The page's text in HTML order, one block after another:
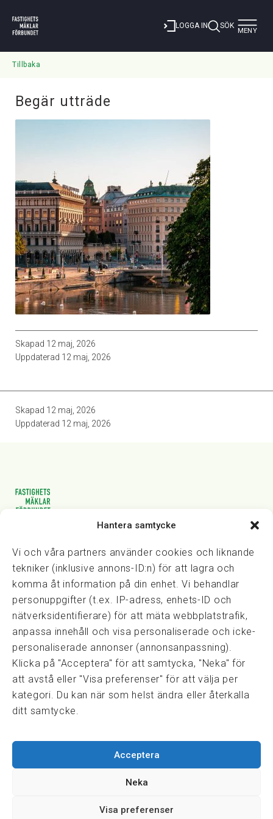
Hantera samtycke
Vi och våra partners använder cookies och liknande
tekniker (inklusive annons-ID:n) för att lagra och
komma åt information på din enhet. Vi behandlar
personuppgifter (t.ex. IP-adress, enhets-ID och
nätverksidentifierare) för att mäta webbplatstrafik,
anpassa innehåll och visa personaliserade och icke-
personaliserade annonser (annonsanpassning).
Klicka på "Acceptera" för att samtycka, "Neka" för
att avstå eller "Visa preferenser" för att välja per
kategori. Du kan när som helst ändra eller återkalla
ditt samtycke.
Acceptera
Neka
Visa preferenser
LOGGA IN SÖK Toggle
MENY
Tillbaka
Begär utträde
Skapad 12 maj, 2026
Uppdaterad 12 maj, 2026
Skapad 12 maj, 2026
Uppdaterad 12 maj, 2026
Vasagatan 28, 111 20 Stockholm
kansli@fmf.se
Snabblänkar
Prisexempel
Medarbetare
Policies & integritet
Information om Cookie-hantering och Google Analytics
Integritetspolicy
Dataskyddsförordningen
Samarbeten
FRN, Fastighetsmarknadens reklamationsnämnd